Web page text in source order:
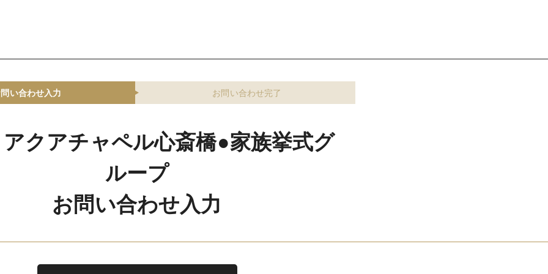
い合わせ入力 お問い合わせ完了
クアチャペル心斎橋●家族挙式グ
ループ
お問い合わせ入力